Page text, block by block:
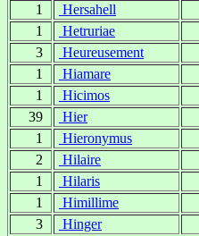
1
Hersahell
1
Hetruriae
3
Heureusement
1
Hiamare
1
Hicimos
39
Hier
1
Hieronymus
2
Hilaire
1
Hilaris
1
Himillime
3
Hinger